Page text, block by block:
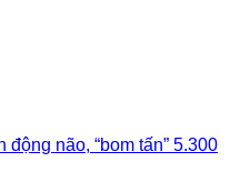
não, “bom tấn” 5.300